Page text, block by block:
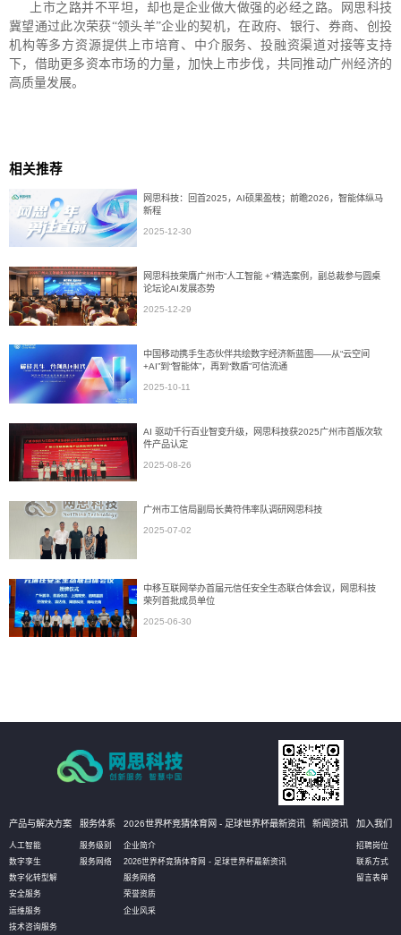
上市之路并不平坦，却也是企业做大做强的必经之路。网思科技
冀望通过此次荣获“领头羊”企业的契机，在政府、银行、券商、创投
机构等多方资源提供上市培育、中介服务、投融资渠道对接等支持
下，借助更多资本市场的力量，加快上市步伐，共同推动广州经济的
高质量发展。
相关推荐
网思科技：回首2025，AI硕果盈枝；前瞻2026，智能体纵马
新程
2025-12-30
网思科技荣膺广州市“人工智能 +”精选案例，副总裁参与圆桌
论坛论AI发展态势
2025-12-29
中国移动携手生态伙伴共绘数字经济新蓝图——从“云空间
+AI”到“智能体”，再到“数盾”可信流通
2025-10-11
AI 驱动千行百业智变升级，网思科技获2025广州市首版次软
件产品认定
2025-08-26
广州市工信局副局长黄符伟率队调研网思科技
2025-07-02
中移互联网举办首届元信任安全生态联合体会议，网思科技
荣列首批成员单位
2025-06-30
产品与解决方案
人工智能
数字孪生
数字化转型解
安全服务
运维服务
技术咨询服务
服务体系
服务级别
服务网络
2026世界杯竞猜体育网 - 足球世界杯最新资讯
企业简介
2026世界杯竞猜体育网 - 足球世界杯最新资讯
服务网络
荣誉资质
企业风采
新闻资讯 加入我们
招聘岗位
联系方式
留言表单